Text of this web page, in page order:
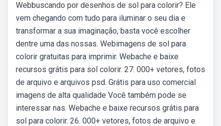
Webbuscando por desenhos de sol para colorir? Ele
vem chegando com tudo para iluminar o seu dia e
transformar a sua imaginação, basta você escolher
dentre uma das nossas. Webimagens de sol para
colorir gratuitas para imprimir. Webache e baixe
recursos grátis para sol colorir. 27. 000+ vetores, fotos
de arquivo e arquivos psd. Grátis para uso comercial
imagens de alta qualidade Você também pode se
interessar nas. Webache e baixe recursos grátis para
sol para colorir. 26. 000+ vetores, fotos de arquivo e